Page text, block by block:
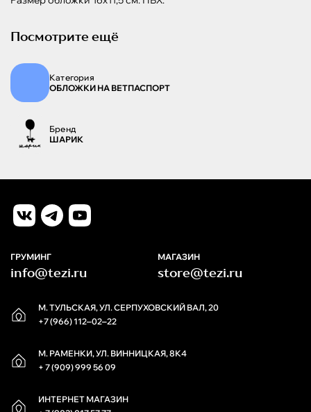
Посмотрите ещё
Категория
ОБЛОЖКИ НА ВЕТПАСПОРТ
Бренд
ШАРИК
М. ТУЛЬСКАЯ, УЛ. СЕРПУХОВСКИЙ ВАЛ, 20
+7 (966) 112‒02‒22
М. РАМЕНКИ, УЛ. ВИННИЦКАЯ, 8К4
+ 7 (909) 999 56 09
ИНТЕРНЕТ МАГАЗИН
ГРУМИНГ
info@tezi.ru
МАГАЗИН
store@tezi.ru